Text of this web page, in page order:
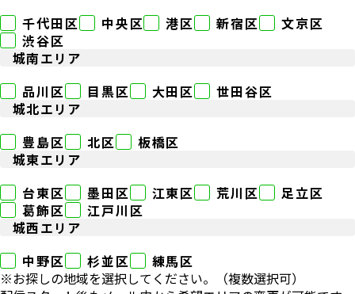
千代田区
中央区 港区 新宿区
文京区
渋谷区
城南エリア
品川区
目黒区 大田区
世田谷区
城北エリア
豊島区
北区
板橋区
城東エリア
台東区
墨田区 江東区 荒川区
足立区
葛飾区
江戸川区
城西エリア
中野区
杉並区
練馬区
※お探しの地域を選択してください。（複数選択可）